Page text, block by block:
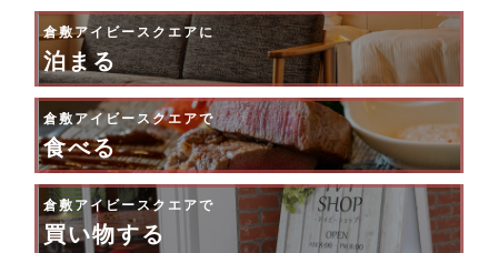
倉敷アイビースクエアに
泊まる
倉敷アイビースクエアで
食べる
倉敷アイビースクエアで
買い物する